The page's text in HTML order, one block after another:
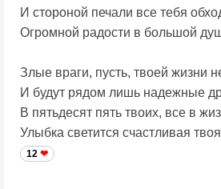
И стороной печали все тебя
Огромной радости в большой
Злые враги, пусть, твоей жизни
И будут рядом лишь надежные
В пятьдесят пять твоих, все в
Улыбка светится счастливая
12